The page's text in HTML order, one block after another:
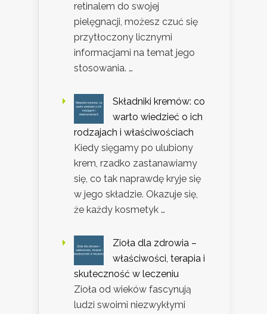
retinalem do swojej
pielęgnacji, możesz czuć się
przytłoczony licznymi
informacjami na temat jego
stosowania. …
Składniki kremów: co
warto wiedzieć o ich
rodzajach i właściwościach
Kiedy sięgamy po ulubiony
krem, rzadko zastanawiamy
się, co tak naprawdę kryje się
w jego składzie. Okazuje się,
że każdy kosmetyk …
Zioła dla zdrowia –
właściwości, terapia i
skuteczność w leczeniu
Zioła od wieków fascynują
ludzi swoimi niezwykłymi